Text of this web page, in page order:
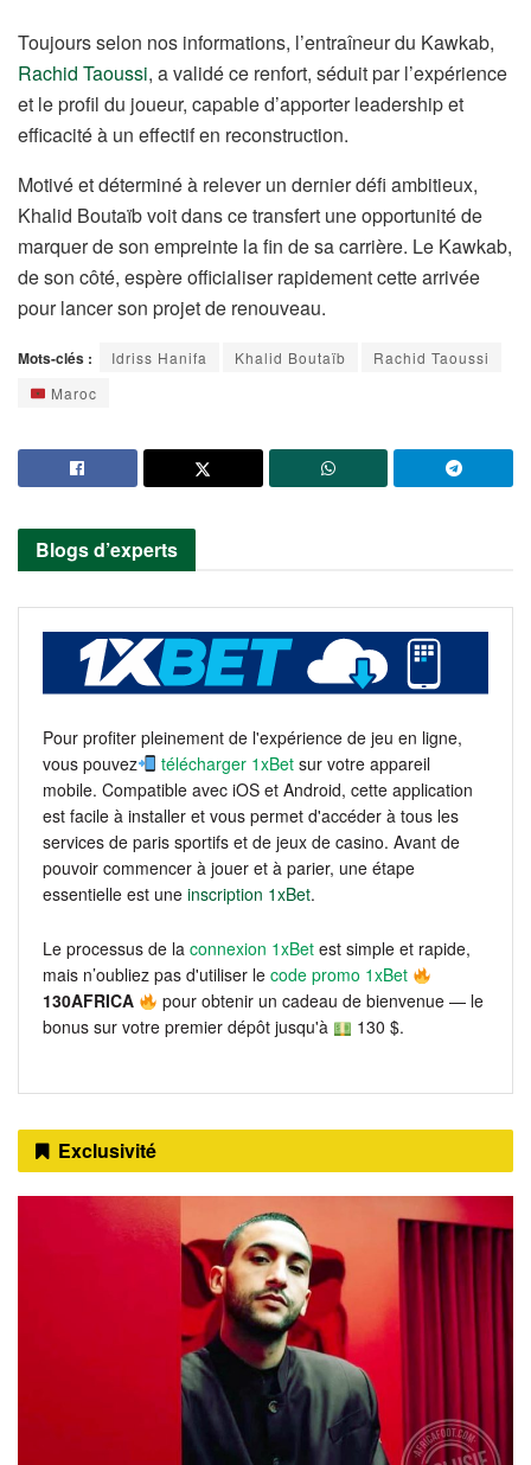
Toujours selon nos informations, l’entraîneur du Kawkab,
Rachid Taoussi, a validé ce renfort, séduit par l’expérience
et le profil du joueur, capable d’apporter leadership et
efficacité à un effectif en reconstruction.
Motivé et déterminé à relever un dernier défi ambitieux,
Khalid Boutaïb voit dans ce transfert une opportunité de
marquer de son empreinte la fin de sa carrière. Le Kawkab,
de son côté, espère officialiser rapidement cette arrivée
pour lancer son projet de renouveau.
Mots-clés : Idriss Hanifa Khalid Boutaïb
Rachid Taoussi
Maroc
Blogs d’experts
Pour profiter pleinement de l'expérience de jeu en ligne,
vous pouvez
télécharger 1xBet sur votre appareil
mobile. Compatible avec iOS et Android, cette application
est facile à installer et vous permet d'accéder à tous les
services de paris sportifs et de jeux de casino. Avant de
pouvoir commencer à jouer et à parier, une étape
essentielle est une inscription 1xBet.
Le processus de la connexion 1xBet est simple et rapide,
mais n’oubliez pas d'utiliser le code promo 1xBet
130AFRICA
pour obtenir un cadeau de bienvenue — le
bonus sur votre premier dépôt jusqu'à
130 $.
Exclusivité